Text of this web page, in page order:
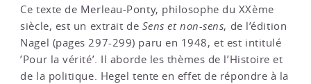
Ce texte de Merleau-Ponty, philosophe du XXème
siècle, est un extrait de Sens et non-sens, de l’édition
Nagel (pages 297-299) paru en 1948, et est intitulé
’Pour la vérité’. Il aborde les thèmes de l’Histoire et
de la politique. Hegel tente en effet de répondre à la